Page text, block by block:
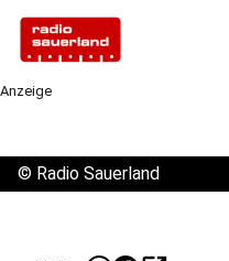
Anzeige
© Radio Sauerland